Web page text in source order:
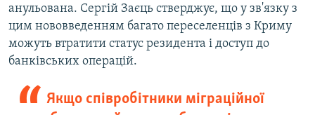
анульована. Сергій Заєць стверджує, що у зв'язку з
цим нововведенням багато переселенців з Криму
можуть втратити статус резидента і доступ до
банківських операцій.
Якщо співробітники міграційної